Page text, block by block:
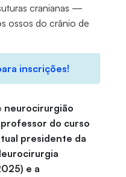
cranianas —
ossos do crânio de
inscrições!
neurocirurgião
do curso
presidente da
e a